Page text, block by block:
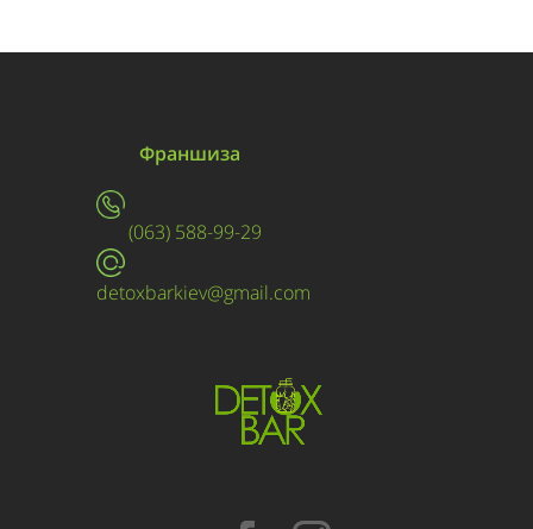
Франшиза
(063) 588-99-29
detoxbarkiev@gmail.com